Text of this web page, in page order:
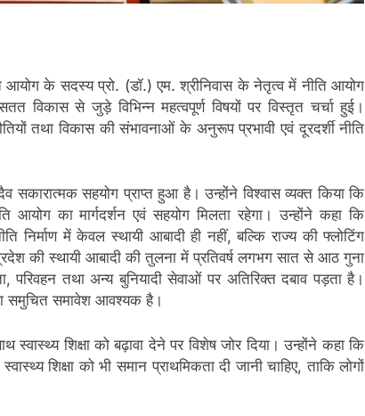
आयोग के सदस्य प्रो. (डॉ.) एम. श्रीनिवास के नेतृत्व में नीति आयोग
से जुड़े विभिन्न महत्वपूर्ण विषयों पर विस्तृत चर्चा हुई।
तथा विकास की संभावनाओं के अनुरूप प्रभावी एवं दूरदर्शी नीति
सहयोग प्राप्त हुआ है। उन्होंने विश्वास व्यक्त किया कि
का मार्गदर्शन एवं सहयोग मिलता रहेगा। उन्होंने कहा कि
निर्माण में केवल स्थायी आबादी ही नहीं, बल्कि राज्य की फ्लोटिंग
की स्थायी आबादी की तुलना में प्रतिवर्ष लगभग सात से आठ गुना
तथा अन्य बुनियादी सेवाओं पर अतिरिक्त दबाव पड़ता है।
समुचित समावेश आवश्यक है।
शिक्षा को बढ़ावा देने पर विशेष जोर दिया। उन्होंने कहा कि
शिक्षा को भी समान प्राथमिकता दी जानी चाहिए, ताकि लोगों